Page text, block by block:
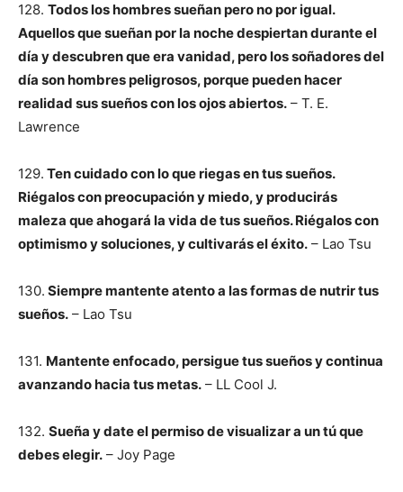
128. Todos los hombres sueñan pero no por igual.
Aquellos que sueñan por la noche despiertan durante el
día y descubren que era vanidad, pero los soñadores del
día son hombres peligrosos, porque pueden hacer
realidad sus sueños con los ojos abiertos. – T. E.
Lawrence
129. Ten cuidado con lo que riegas en tus sueños.
Riégalos con preocupación y miedo, y producirás
maleza que ahogará la vida de tus sueños. Riégalos con
optimismo y soluciones, y cultivarás el éxito. – Lao Tsu
130. Siempre mantente atento a las formas de nutrir tus
sueños. – Lao Tsu
131. Mantente enfocado, persigue tus sueños y continua
avanzando hacia tus metas. – LL Cool J.
132. Sueña y date el permiso de visualizar a un tú que
debes elegir. – Joy Page